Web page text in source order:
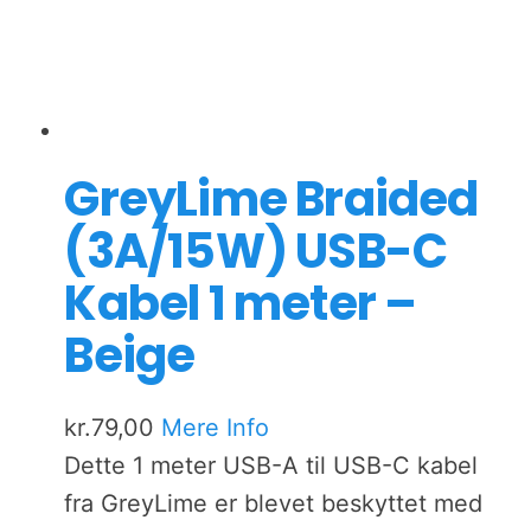
GreyLime Braided
(3A/15W) USB-C
Kabel 1 meter –
Beige
kr.79,00 Mere Info
Dette 1 meter USB-A til USB-C kabel
fra GreyLime er blevet beskyttet med